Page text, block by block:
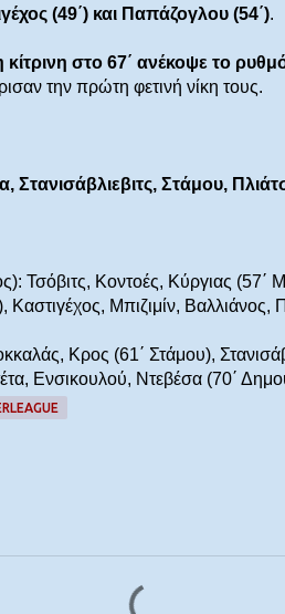
(49΄) και Παπάζογλου (54΄).
στο 67΄ ανέκοψε το
την πρώτη φετινή νίκη τους.
Στανισάβλιεβιτς, Στάμου,
Τσόβιτς, Κοντοές, Κύργιας (57΄
Μπιζιμίν, Βαλλιάνος,
Κρος (61΄ Στάμου),
Ενσικουλού, Ντεβέσα (70΄